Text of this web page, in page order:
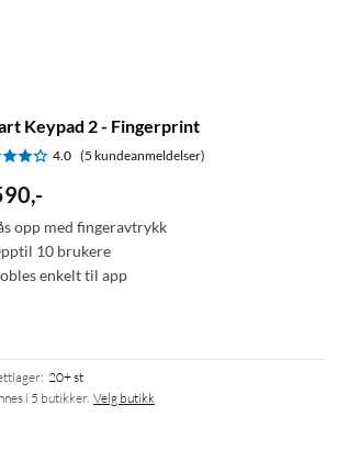
Keypad 2 - Fingerprint
4.0 (5 kundeanmeldelser)
,-
opp med fingeravtrykk
10 brukere
enkelt til app
: 20+ st
i 5 butikker. Velg butikk